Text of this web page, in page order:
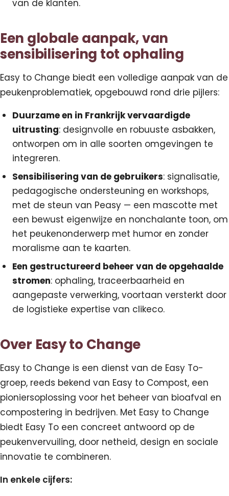
van de klanten.
Een globale aanpak, van
sensibilisering tot ophaling
Easy to Change biedt een volledige aanpak van de
peukenproblematiek, opgebouwd rond drie pijlers:
Duurzame en in Frankrijk vervaardigde
uitrusting: designvolle en robuuste asbakken,
ontworpen om in alle soorten omgevingen te
integreren.
Sensibilisering van de gebruikers: signalisatie,
pedagogische ondersteuning en workshops,
met de steun van Peasy — een mascotte met
een bewust eigenwijze en nonchalante toon, om
het peukenonderwerp met humor en zonder
moralisme aan te kaarten.
Een gestructureerd beheer van de opgehaalde
stromen: ophaling, traceerbaarheid en
aangepaste verwerking, voortaan versterkt door
de logistieke expertise van clikeco.
Over Easy to Change
Easy to Change is een dienst van de Easy To-
groep, reeds bekend van Easy to Compost, een
pioniersoplossing voor het beheer van bioafval en
compostering in bedrijven. Met Easy to Change
biedt Easy To een concreet antwoord op de
peukenvervuiling, door netheid, design en sociale
innovatie te combineren.
In enkele cijfers: